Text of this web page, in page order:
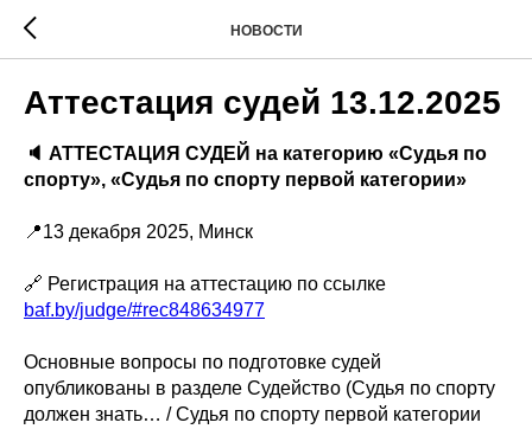
НОВОСТИ
Аттестация судей 13.12.2025
🔈 АТТЕСТАЦИЯ СУДЕЙ на категорию «Судья по
спорту», «Судья по спорту первой категории»
📍13 декабря 2025, Минск
🔗 Регистрация на аттестацию по ссылке
baf.by/judge/#rec848634977
Основные вопросы по подготовке судей
опубликованы в разделе Судейство (Судья по спорту
должен знать… / Судья по спорту первой категории